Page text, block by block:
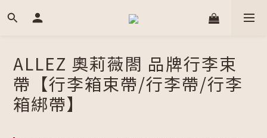
ALLEZ 奧莉薇閤 品牌行李束
帶【行李箱束帶/行李帶/行李
箱綁帶】